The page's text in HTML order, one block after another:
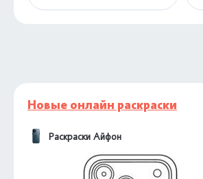
Новые онлайн раскраски
Раскраски Айфон